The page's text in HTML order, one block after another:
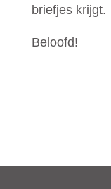
briefjes krijgt.
Beloofd!